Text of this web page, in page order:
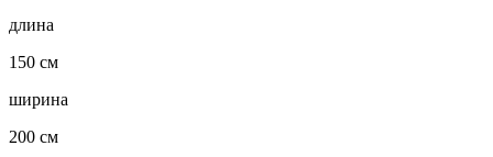
длина
150 см
ширина
200 см